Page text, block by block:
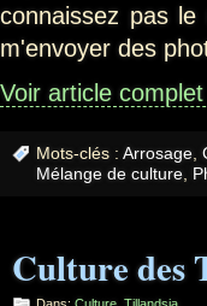
connaissez pas
m'envoyer des
Voir article
Mots-clés : Arrosage
Mélange de culture
Culture des
Dans: Culture Tillandsia